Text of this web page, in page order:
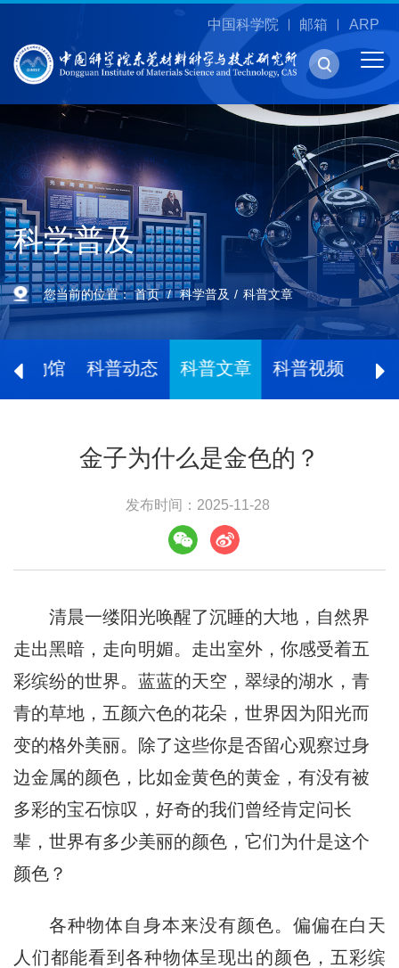
中国科学院 邮箱 ARP
科学普及
您当前的位置：首页 科学普及 科普文章
博物馆 科普动态 科普文章 科普视频
金子为什么是金色的？
发布时间：2025-11-28
清晨一缕阳光唤醒了沉睡的大地，自然界
走出黑暗，走向明媚。走出室外，你感受着五
彩缤纷的世界。蓝蓝的天空，翠绿的湖水，青
青的草地，五颜六色的花朵，世界因为阳光而
变的格外美丽。除了这些你是否留心观察过身
边金属的颜色，比如金黄色的黄金，有没有被
多彩的宝石惊叹，好奇的我们曾经肯定问长
辈，世界有多少美丽的颜色，它们为什是这个
颜色？
各种物体自身本来没有颜色。偏偏在白天
人们都能看到各种物体呈现出的颜色，五彩缤